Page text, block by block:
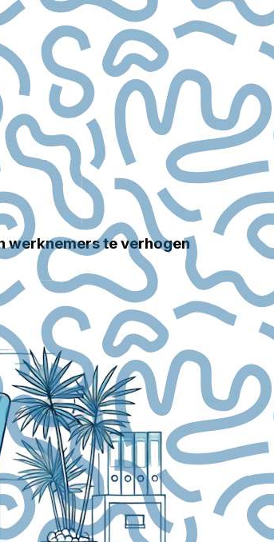
werknemers te verhogen